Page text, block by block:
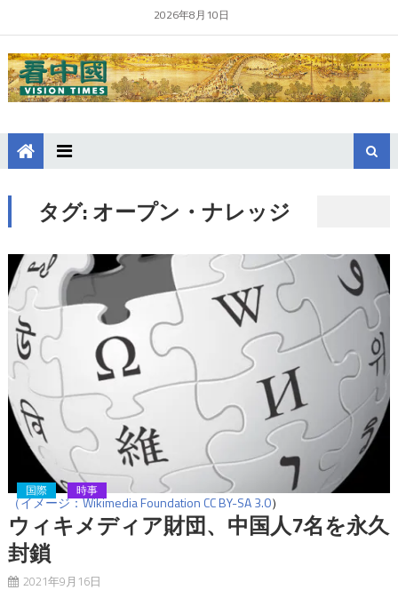
2026年8月10日
タグ:オープン・ナレッジ
（イメージ：Wikimedia Foundation CC BY-SA 3.0）
国際 時事
ウィキメディア財団、中国人7名を永久
封鎖
2021年9月16日